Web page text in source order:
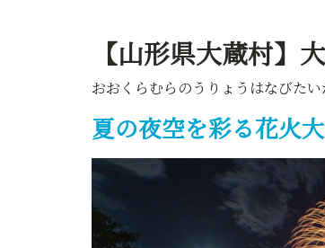
【山形県大蔵村】
おおくらむらのうりょうはなびたい
夏の夜空を彩る花火